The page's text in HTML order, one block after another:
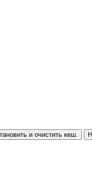
и очистить кеш.